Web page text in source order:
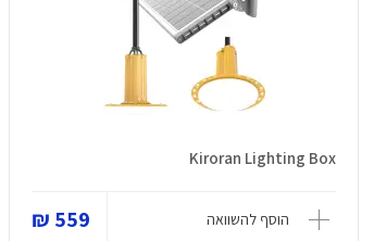
Kiroran Lighting Box
הוסף להשוואה 559 ₪